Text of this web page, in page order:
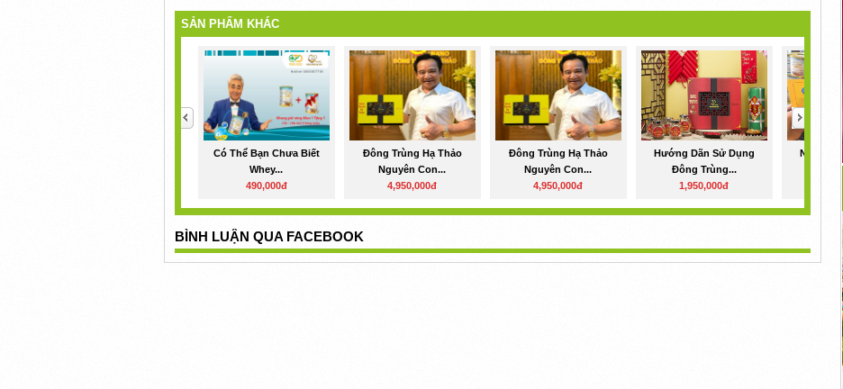
SẢN PHẨM KHÁC
Có Thể Bạn Chưa Biết
Whey...
490,000đ
Đông Trùng Hạ Thảo
Nguyên Con...
4,950,000đ
Đông Trùng Hạ Thảo
Nguyên Con...
4,950,000đ
Hướng Dãn Sử Dụng
Đông Trùng...
1,950,000đ
Nano
BÌNH LUẬN QUA FACEBOOK